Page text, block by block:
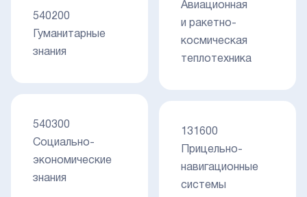
540200
Гуманитарные
знания
540300
Социально-
экономические
знания
Авиационная
и ракетно-
космическая
теплотехника
131600
Прицельно-
навигационные
системы